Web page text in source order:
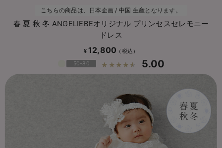
こちらの商品は、日本企画 / 中国 生産となります。
春 夏 秋 冬 ANGELIEBEオリジナル プリンセスセレモニー
ドレス
¥ 12,800
50-80 ☆☆☆☆☆ 5.00